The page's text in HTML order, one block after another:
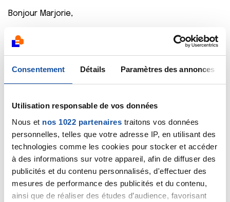
Consentement Détails Paramètres des annonces
Utilisation responsable de vos données
Nous et nos 1022 partenaires traitons vos données
personnelles, telles que votre adresse IP, en utilisant des
technologies comme les cookies pour stocker et accéder
à des informations sur votre appareil, afin de diffuser des
publicités et du contenu personnalisés, d'effectuer des
mesures de performance des publicités et du contenu,
ainsi que de réaliser des études d’audience, favorisant
Bonjour Marjorie,
L'attente des résultats est une vraie torture on se
fait tous les scénarios possibles et les jours sont
lonnnngs.
vite. Mais ça ne veut en aucun cas dire que c'est
incurable ou que l'on est condamnée. Les recherches
ont bien avancé et les traitements sont efficaces.
J'en suis a la fin de ma chimio, et vraiment ça a été je
m'attendais a bien pire. J'ai un enfant de 4 ans et pas
d'aide familiale mis à part mon mari, eh bien ça a été,
j'ai continué mon quotidien quasi normalement.